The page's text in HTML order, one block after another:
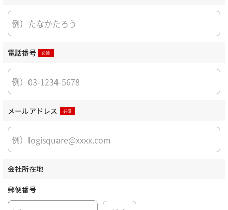
電話番号
メールアドレス
会社所在地
郵便番号